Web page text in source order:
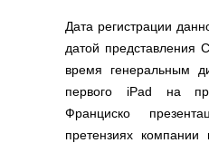
Полезные ссылки
Словари и списки
Программы
Скрипты
Дата регистрации
датой представления
время генеральным
первого iPad на
Франциско
претензиях